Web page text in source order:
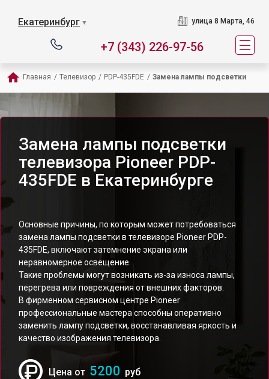
Екатеринбург ▼ улица 8 Марта, 46
+7 (343) 226-97-56
Главная / Телевизор / PDP-435FDE / Замена лампы подсветки
Замена лампы подсветки
телевизора Pioneer PDP-
435FDE в Екатеринбурге
Основные причины, по которым может потребоваться
замена лампы подсветки в телевизоре Pioneer PDP-
435FDE, включают затемнение экрана или
неравномерное освещение.
Такие проблемы могут возникать из-за износа лампы,
перегрева или повреждения от внешних факторов.
В фирменном сервисном центре Pioneer
профессиональные мастера способны оперативно
заменить лампу подсветки, восстанавливая яркость и
качество изображения телевизора.
Цена от 5200 руб